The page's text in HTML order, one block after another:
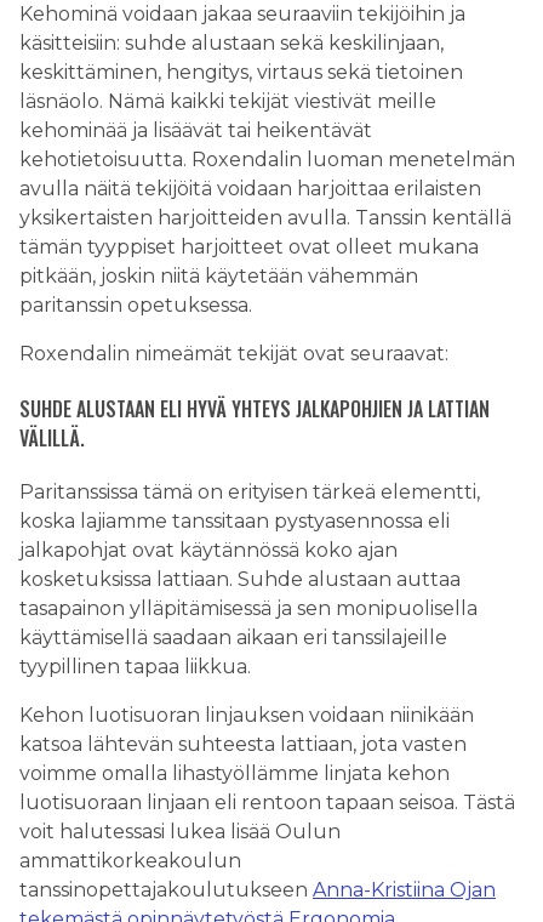
Kehominä voidaan jakaa seuraaviin tekijöihin ja
käsitteisiin: suhde alustaan sekä keskilinjaan,
keskittäminen, hengitys, virtaus sekä tietoinen
läsnäolo. Nämä kaikki tekijät viestivät meille
kehominää ja lisäävät tai heikentävät
kehotietoisuutta. Roxendalin luoman menetelmän
avulla näitä tekijöitä voidaan harjoittaa erilaisten
yksikertaisten harjoitteiden avulla. Tanssin kentällä
tämän tyyppiset harjoitteet ovat olleet mukana
pitkään, joskin niitä käytetään vähemmän
paritanssin opetuksessa.
Roxendalin nimeämät tekijät ovat seuraavat:
SUHDE ALUSTAAN ELI HYVÄ YHTEYS JALKAPOHJIEN JA LATTIAN
VÄLILLÄ.
Paritanssissa tämä on erityisen tärkeä elementti,
koska lajiamme tanssitaan pystyasennossa eli
jalkapohjat ovat käytännössä koko ajan
kosketuksissa lattiaan. Suhde alustaan auttaa
tasapainon ylläpitämisessä ja sen monipuolisella
käyttämisellä saadaan aikaan eri tanssilajeille
tyypillinen tapaa liikkua.
Kehon luotisuoran linjauksen voidaan niinikään
katsoa lähtevän suhteesta lattiaan, jota vasten
voimme omalla lihastyöllämme linjata kehon
luotisuoraan linjaan eli rentoon tapaan seisoa. Tästä
voit halutessasi lukea lisää Oulun
ammattikorkeakoulun
tanssinopettajakoulutukseen Anna-Kristiina Ojan